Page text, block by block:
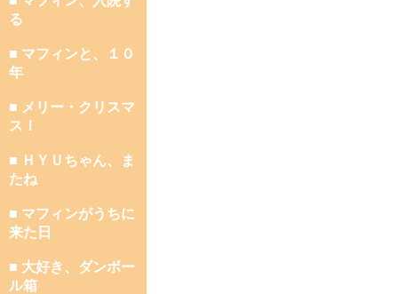
る
■ マフィンと、１０
年
■ メリー・クリスマ
ス！
■ ＨＹＵちゃん、ま
たね
■ マフィンがうちに
来た日
■ 大好き、ダンボー
ル箱